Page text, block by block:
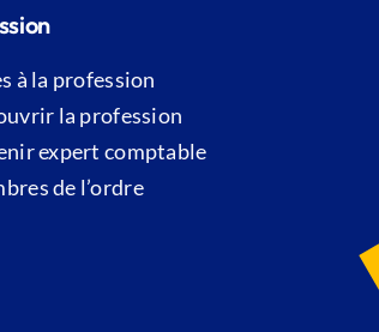
à la profession
la profession
expert comptable
de l’ordre